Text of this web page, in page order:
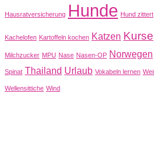
Hausratversicherung Hunde Hund zittert
Kachelofen Kartoffeln kochen Katzen Kurse
Milchzucker MPU Nase Nasen-OP Norwegen
Spinat Thailand Urlaub Vokabeln lernen
Wellensittiche Wind